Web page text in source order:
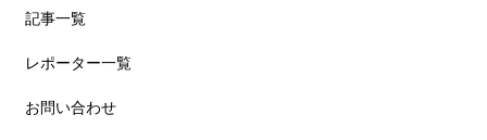
記事一覧
レポーター一覧
お問い合わせ